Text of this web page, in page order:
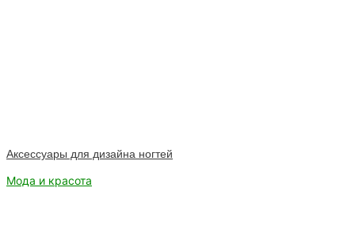
Аксессуары для дизайна ногтей
Мода и красота